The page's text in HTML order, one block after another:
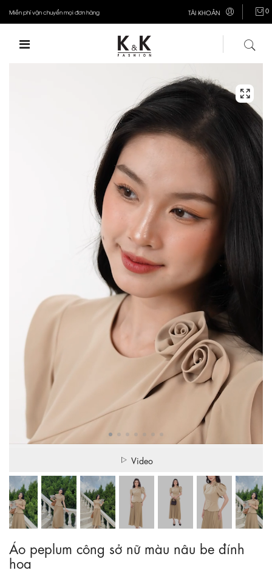
Miễn phí vận chuyển mọi đơn hàng TÀI KHOẢN 0
Video
Áo peplum công sở nữ màu nâu be đính
hoa